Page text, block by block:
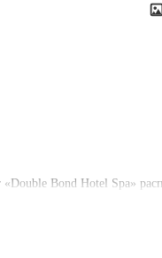
Bond Hotel Spa»